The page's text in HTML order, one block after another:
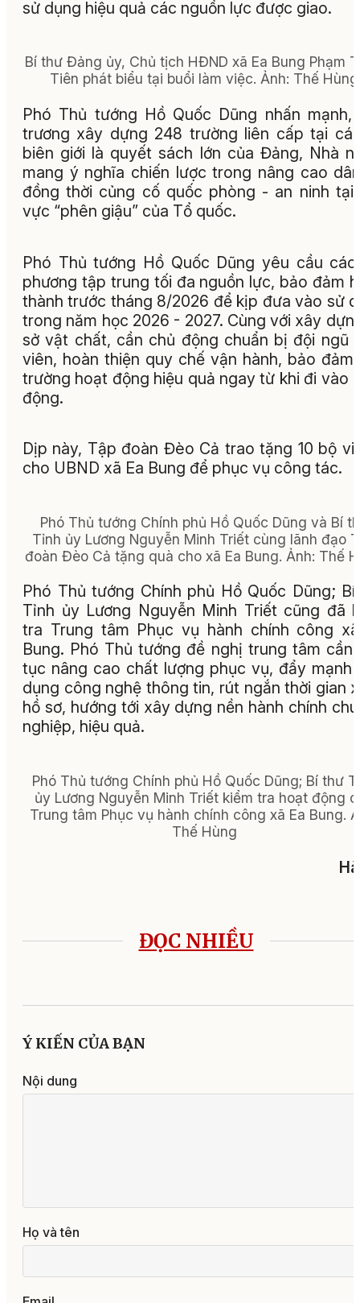
sử dụng hiệu quả các nguồn lực được giao.
Bí thư Đảng ủy, Chủ tịch HĐND xã Ea Bung Phạm
Tiên phát biểu tại buổi làm việc. Ảnh: Thế Hùng
Phó Thủ tướng Hồ Quốc Dũng nhấn mạnh,
trương xây dựng 248 trường liên cấp tại
biên giới là quyết sách lớn của Đảng, Nhà
mang ý nghĩa chiến lược trong nâng cao
đồng thời củng cố quốc phòng - an ninh tại
vực “phên giậu” của Tổ quốc.
Phó Thủ tướng Hồ Quốc Dũng yêu cầu
phương tập trung tối đa nguồn lực, bảo đảm
thành trước tháng 8/2026 để kịp đưa vào sử
trong năm học 2026 - 2027. Cùng với xây
sở vật chất, cần chủ động chuẩn bị đội ngũ
viên, hoàn thiện quy chế vận hành, bảo đảm
trường hoạt động hiệu quả ngay từ khi đi vào
động.
Dịp này, Tập đoàn Đèo Cả trao tặng 10 bộ vi
cho UBND xã Ea Bung để phục vụ công tác.
Phó Thủ tướng Chính phủ Hồ Quốc Dũng và Bí
Tỉnh ủy Lương Nguyễn Minh Triết cùng lãnh đạo
đoàn Đèo Cả tặng quà cho xã Ea Bung. Ảnh: Thế
Phó Thủ tướng Chính phủ Hồ Quốc Dũng;
Tỉnh ủy Lương Nguyễn Minh Triết cũng đã
tra Trung tâm Phục vụ hành chính công
Bung. Phó Thủ tướng đề nghị trung tâm cần
tục nâng cao chất lượng phục vụ, đẩy mạnh
dụng công nghệ thông tin, rút ngắn thời gian
hồ sơ, hướng tới xây dựng nền hành chính
nghiệp, hiệu quả.
Phó Thủ tướng Chính phủ Hồ Quốc Dũng; Bí thư
ủy Lương Nguyễn Minh Triết kiểm tra hoạt động
Trung tâm Phục vụ hành chính công xã Ea Bung.
Thế Hùng
ĐỌC NHIỀU
Ý KIẾN CỦA BẠN
Nội dung
Họ và tên